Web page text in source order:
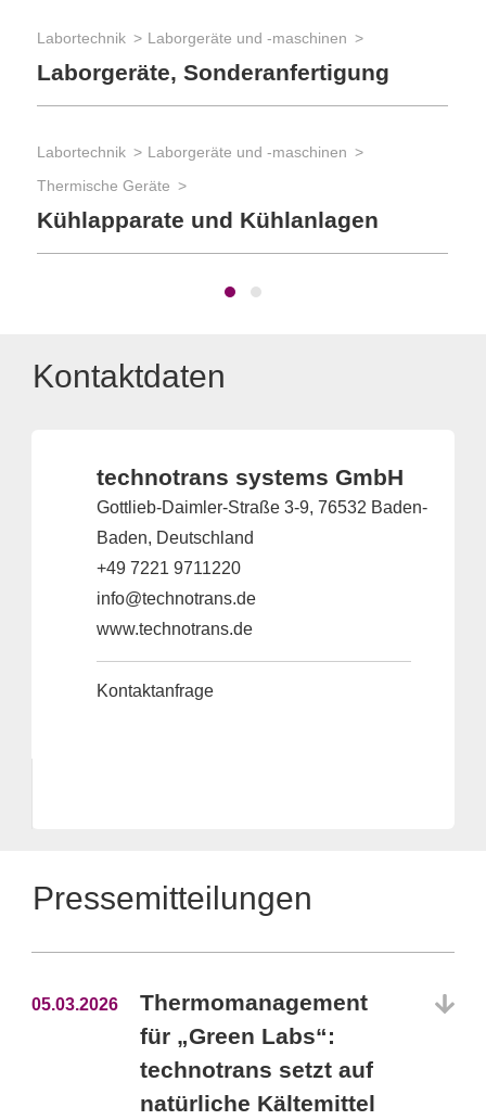
Labortechnik Laborgeräte und -maschinen
Laborgeräte, Sonderanfertigung
Labortechnik
Laborgeräte und -maschinen
Thermische Geräte
Kühlapparate und Kühlanlagen
Kontaktdaten
technotrans systems GmbH
Gottlieb-Daimler-Straße 3-9, 76532 Baden-
Baden, Deutschland
+49 7221 9711220
info@technotrans.de
www.technotrans.de
Kontaktanfrage
Pressemitteilungen
05.03.2026
Thermomanagement
für „Green Labs“:
technotrans setzt auf
natürliche Kältemittel